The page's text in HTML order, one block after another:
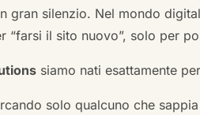
gran silenzio. Nel mondo
“farsi il sito nuovo”, solo per
siamo nati esattamente
solo qualcuno che